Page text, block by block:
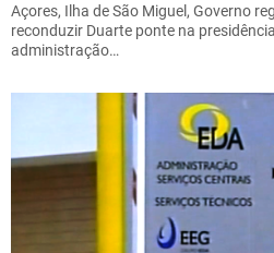
Açores, Ilha de São Miguel, Governo
reconduzir Duarte ponte na
administração…